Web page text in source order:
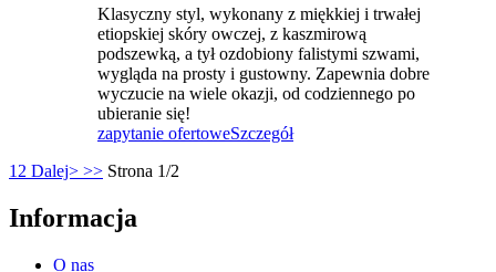
Klasyczny styl, wykonany z miękkiej i trwałej
etiopskiej skóry owczej, z kaszmirową
podszewką, a tył ozdobiony falistymi szwami,
wygląda na prosty i gustowny. Zapewnia dobre
wyczucie na wiele okazji, od codziennego po
ubieranie się!
zapytanie ofertoweSzczegół
1 2 Dalej> >> Strona 1/2
Informacja
O nas